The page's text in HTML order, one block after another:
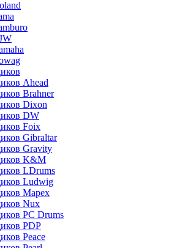
Ahead
Brahner
Dixon
DW
Foix
Gibraltar
Gravity
K&M
LDrums
Ludwig
Mapex
Nux
PC Drums
PDP
Peace